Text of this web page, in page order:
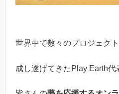
世界中で数々のプロジェク
成し遂げてきたPlay Earth代